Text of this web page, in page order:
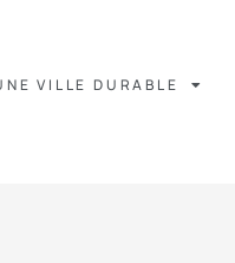
VILLE DURABLE